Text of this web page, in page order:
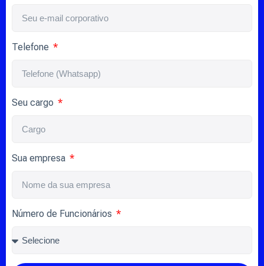
Telefone
Seu cargo
Sua empresa
Número de Funcionários